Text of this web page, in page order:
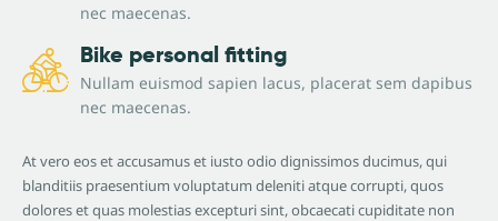
nec maecenas.
Bike personal fitting
Nullam euismod sapien lacus, placerat sem dapibus
nec maecenas.
At vero eos et accusamus et iusto odio dignissimos ducimus, qui
blanditiis praesentium voluptatum deleniti atque corrupti, quos
dolores et quas molestias excepturi sint, obcaecati cupiditate non